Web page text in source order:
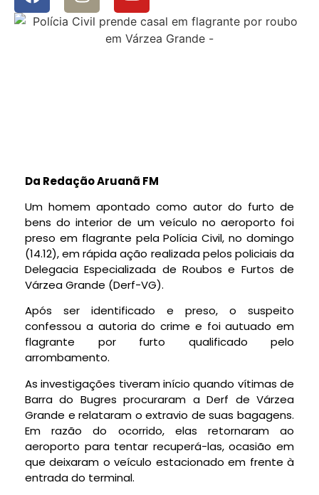
Da Redação Aruanã FM
Um homem apontado como autor do furto de
bens do interior de um veículo no aeroporto foi
preso em flagrante pela Polícia Civil, no domingo
(14.12), em rápida ação realizada pelos policiais da
Delegacia Especializada de Roubos e Furtos de
Várzea Grande (Derf-VG).
Após ser identificado e preso, o suspeito
confessou a autoria do crime e foi autuado em
flagrante por furto qualificado pelo
arrombamento.
As investigações tiveram início quando vítimas de
Barra do Bugres procuraram a Derf de Várzea
Grande e relataram o extravio de suas bagagens.
Em razão do ocorrido, elas retornaram ao
aeroporto para tentar recuperá-las, ocasião em
que deixaram o veículo estacionado em frente à
entrada do terminal.